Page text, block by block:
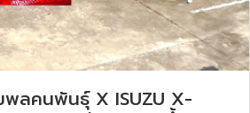
พลคนพันธุ์ X ISUZU X-